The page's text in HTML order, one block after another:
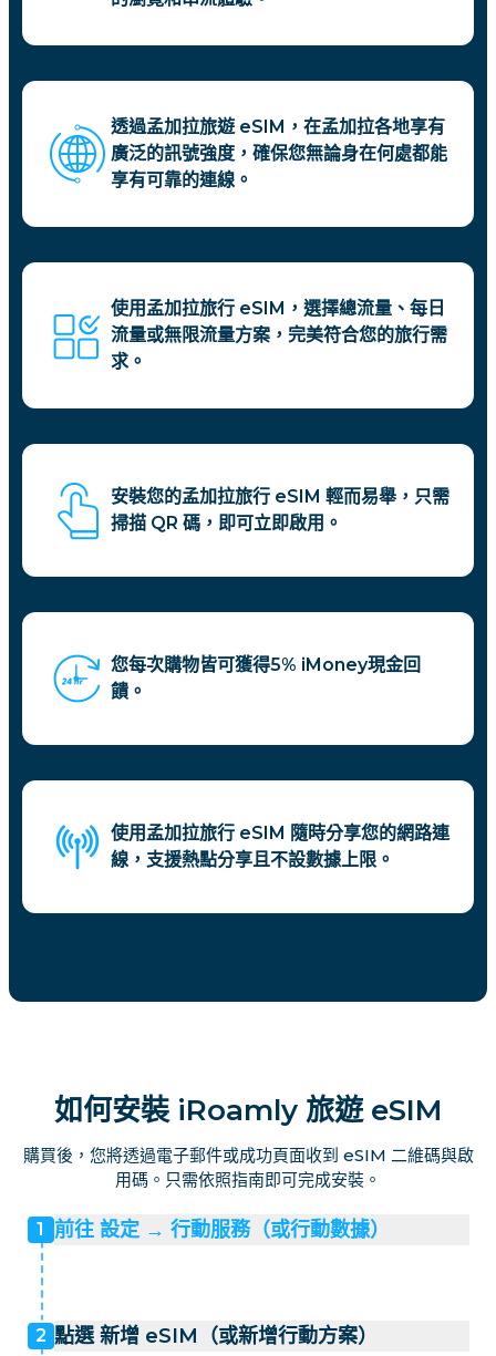
透過孟加拉旅遊 eSIM，在孟加拉各地享有
廣泛的訊號強度，確保您無論身在何處都能
享有可靠的連線。
使用孟加拉旅行 eSIM，選擇總流量、每日
流量或無限流量方案，完美符合您的旅行需
求。
安裝您的孟加拉旅行 eSIM 輕而易舉，只需
掃描 QR 碼，即可立即啟用。
您每次購物皆可獲得5% iMoney現金回
饋。
使用孟加拉旅行 eSIM 隨時分享您的網路連
線，支援熱點分享且不設數據上限。
如何安裝 iRoamly 旅遊 eSIM
購買後，您將透過電子郵件或成功頁面收到 eSIM 二維碼與啟
用碼。只需依照指南即可完成安裝。
1 前往 設定 → 行動服務（或行動數據）
2 點選 新增 eSIM（或新增行動方案）